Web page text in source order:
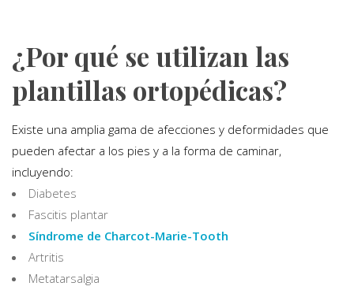
¿Por qué se utilizan las
plantillas ortopédicas?
Existe una amplia gama de afecciones y deformidades que
pueden afectar a los pies y a la forma de caminar,
incluyendo:
Diabetes
Fascitis plantar
Síndrome de Charcot-Marie-Tooth
Artritis
Metatarsalgia